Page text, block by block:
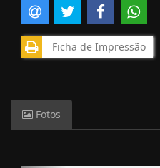
Ficha de Impressão
Fotos